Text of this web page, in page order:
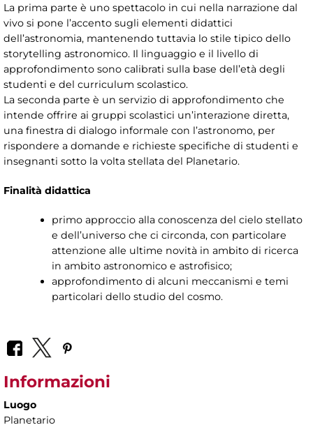
La prima parte è uno spettacolo in cui nella narrazione dal
vivo si pone l’accento sugli elementi didattici
dell’astronomia, mantenendo tuttavia lo stile tipico dello
storytelling astronomico. Il linguaggio e il livello di
approfondimento sono calibrati sulla base dell’età degli
studenti e del curriculum scolastico.
La seconda parte è un servizio di approfondimento che
intende offrire ai gruppi scolastici un’interazione diretta,
una finestra di dialogo informale con l’astronomo, per
rispondere a domande e richieste specifiche di studenti e
insegnanti sotto la volta stellata del Planetario.
Finalità didattica
primo approccio alla conoscenza del cielo stellato
e dell’universo che ci circonda, con particolare
attenzione alle ultime novità in ambito di ricerca
in ambito astronomico e astrofisico;
approfondimento di alcuni meccanismi e temi
particolari dello studio del cosmo.
Informazioni
Luogo
Planetario